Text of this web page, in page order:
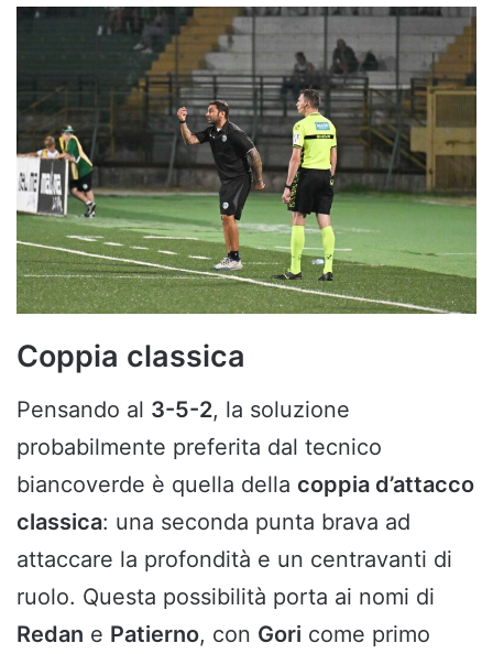
Coppia classica
Pensando al 3-5-2, la soluzione
probabilmente preferita dal tecnico
biancoverde è quella della coppia d’attacco
classica: una seconda punta brava ad
attaccare la profondità e un centravanti di
ruolo. Questa possibilità porta ai nomi di
Redan e Patierno, con Gori come primo